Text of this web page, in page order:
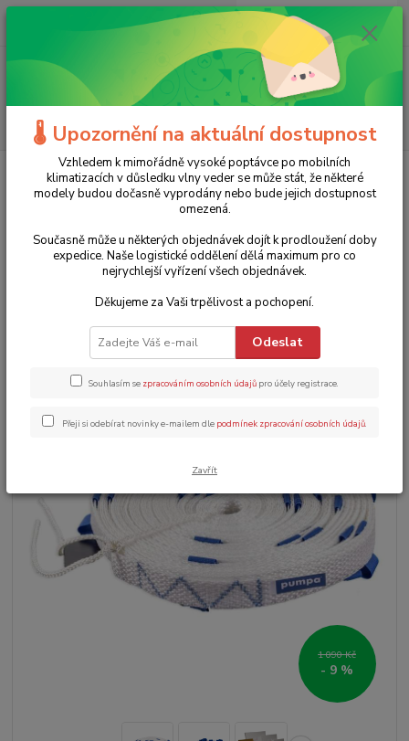
(Po-Ne, 8-20 hod.)
ks
0 Kč
Zahradní technika Čerpadla Příslušenství
Závěsné zařízení
pro ponorná čerpadla PUMPA - 5 m až 95 m - 50
Závěsné zařízení pro ponorná
čerpadla PUMPA - 5 m až 95 m -
1 090 Kč
- 9 %
🌡️ Upozornění na aktuální dostupnost
Vzhledem k mimořádně vysoké poptávce po mobilních
klimatizacích v důsledku vlny veder se může stát, že některé
modely budou dočasně vyprodány nebo bude jejich dostupnost
omezená.
Současně může u některých objednávek dojít k prodloužení doby
expedice. Naše logistické oddělení dělá maximum pro co
nejrychlejší vyřízení všech objednávek.
Děkujeme za Vaši trpělivost a pochopení.
Odeslat
Souhlasím se zpracováním osobních údajů pro účely registrace.
Přeji si odebírat novinky e-mailem dle podmínek zpracování osobních údajů
Zavřít